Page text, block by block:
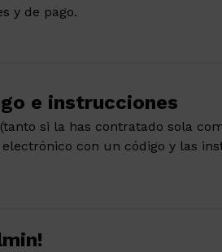
y de pago.
e instrucciones
si la has contratado sola
con un código y las